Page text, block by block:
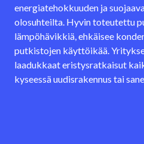
energiatehokkuuden ja
olosuhteilta. Hyvin toteutettu
lämpöhävikkiä, ehkäisee
putkistojen käyttöikää.
laadukkaat eristysratkaisut
kyseessä uudisrakennus tai